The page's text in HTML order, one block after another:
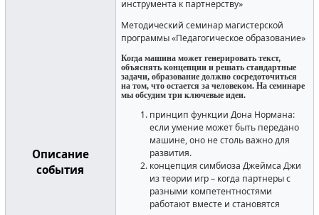
Описание
события
инструмента к партнерству»
Методический семинар магистерской
программы «Педагогическое образование»
Когда машина может генерировать текст,
объяснять концепции и решать стандартные
задачи, образование должно сосредоточиться
на том, что остается за человеком. На семинаре
мы обсудим три ключевые идеи.
принцип функции Дона Нормана:
если умение может быть передано
машине, оно не столь важно для
развития.
концепция симбиоза Джеймса Джи
из теории игр – когда партнеры с
разными компетентностями
работают вместе и становятся